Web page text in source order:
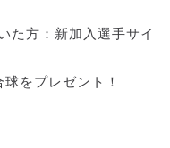
た方：新加入選手サイ
をプレゼント！